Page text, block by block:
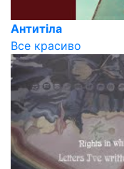
Антитіла
Все красиво